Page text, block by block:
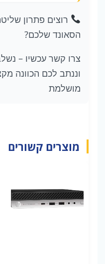
רוצים פתרון
הסאונד שלכם?
וננתב לכם הכוונה
מושלמת
מוצרים קשורים